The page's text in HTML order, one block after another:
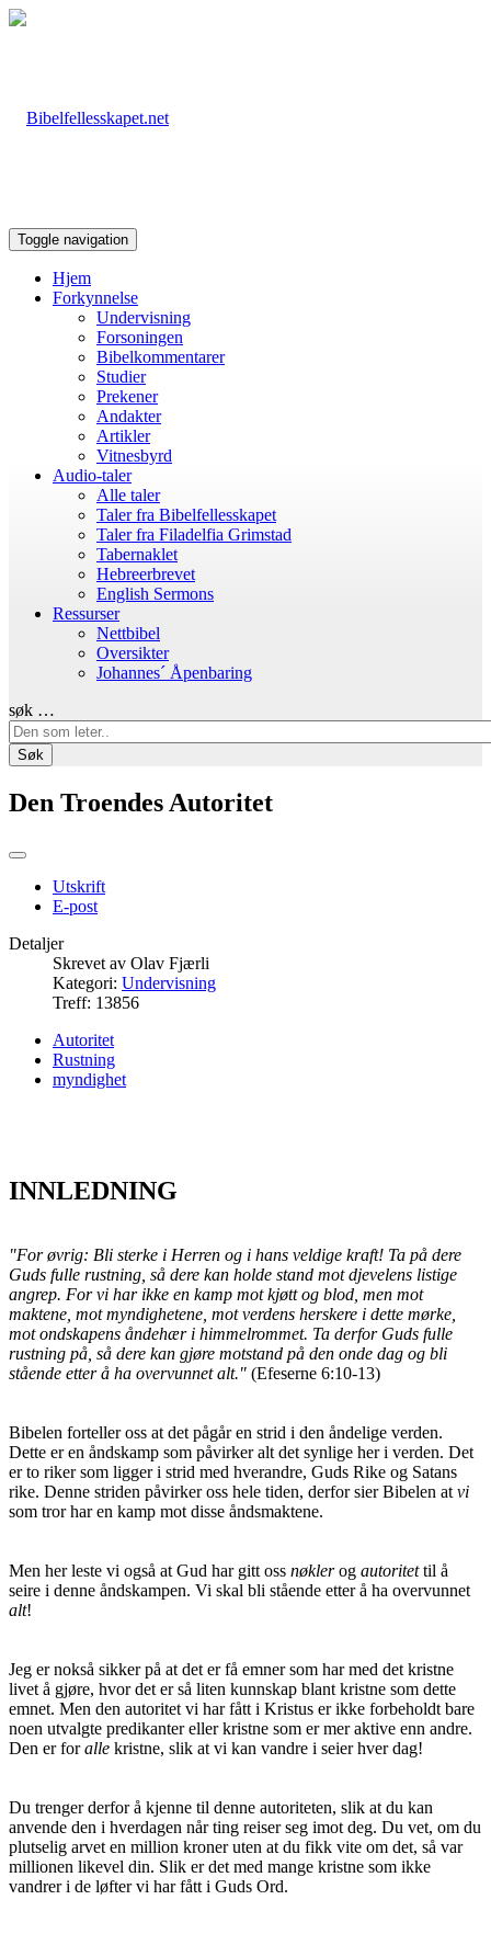
Toggle navigation
Hjem
Forkynnelse
Undervisning
Forsoningen
Bibelkommentarer
Studier
Prekener
Andakter
Artikler
Vitnesbyrd
Audio-taler
Alle taler
Taler fra Bibelfellesskapet
Taler fra Filadelfia Grimstad
Tabernaklet
Hebreerbrevet
English Sermons
Ressurser
Nettbibel
Oversikter
Johannes´ Åpenbaring
søk …
Søk
Den Troendes Autoritet
Utskrift
E-post
Detaljer
Skrevet av Olav Fjærli
Kategori: Undervisning
Treff: 13856
Autoritet
Rustning
myndighet
INNLEDNING
"For øvrig: Bli sterke i Herren og i hans veldige kraft! Ta på dere
Guds fulle rustning, så dere kan holde stand mot djevelens listige
angrep. For vi har ikke en kamp mot kjøtt og blod, men mot
maktene, mot myndighetene, mot verdens herskere i dette mørke,
mot ondskapens åndehær i himmelrommet. Ta derfor Guds fulle
rustning på, så dere kan gjøre motstand på den onde dag og bli
stående etter å ha overvunnet alt." (Efeserne 6:10-13)
Bibelen forteller oss at det pågår en strid i den åndelige verden.
Dette er en åndskamp som påvirker alt det synlige her i verden. Det
er to riker som ligger i strid med hverandre, Guds Rike og Satans
rike. Denne striden påvirker oss hele tiden, derfor sier Bibelen at vi
som tror har en kamp mot disse åndsmaktene.
Men her leste vi også at Gud har gitt oss nøklerog autoritettil å
seire i denne åndskampen. Vi skal bli stående etter å ha overvunnet
alt!
Jeg er nokså sikker på at det er få emner som har med det kristne
livet å gjøre, hvor det er så liten kunnskap blant kristne som dette
emnet. Men den autoritet vi har fått i Kristus er ikke forbeholdt bare
noen utvalgte predikanter eller kristne som er mer aktive enn andre.
Den er foralle kristne, slik at vi kan vandre i seier hver dag!
Du trenger derfor å kjenne til denne autoriteten, slik at du kan
anvende den i hverdagen når ting reiser seg imot deg. Du vet, om du
plutselig arvet en million kroner uten at du fikk vite om det, så var
millionen likevel din. Slik er det med mange kristne som ikke
vandrer i de løfter vi har fått i Guds Ord.